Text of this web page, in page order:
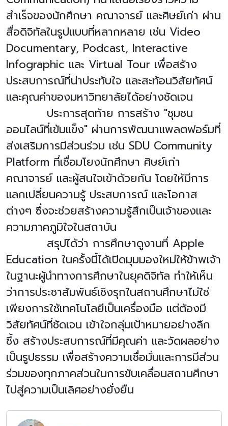
สำเร็จของนักศึกษา คณาจารย์ และศิษย์เก่า ผ่าน
สื่อดิจิทัลในรูปแบบที่หลากหลาย เช่น Video
Documentary, Podcast, Interactive
Infographic และ Virtual Tour เพื่อสร้าง
ประสบการณ์ที่น่าประทับใจ และสะท้อนวิสัยทัศน์
และคุณค่าของมหาวิทยาลัยได้อย่างชัดเจน
ประการสุดท้าย การสร้าง "ชุมชน
ออนไลน์ที่เข้มแข็ง" ผ่านการพัฒนาแพลตฟอร์มที่
ส่งเสริมการมีส่วนร่วม เช่น SDU Community
Platform ที่เชื่อมโยงนักศึกษา ศิษย์เก่า
คณาจารย์ และผู้สนใจเข้าด้วยกัน โดยให้มีการ
แลกเปลี่ยนความรู้ ประสบการณ์ และโอกาส
ต่างๆ ซึ่งจะช่วยสร้างความรู้สึกเป็นเจ้าของและ
ความภาคภูมิใจในสถาบัน
สรุปได้ว่า การศึกษาดูงานที่ Apple
Education ในครั้งนี้ได้เปิดมุมมองใหม่ให้ข้าพเจ้า
ในฐานะผู้นำทางการศึกษาในยุคดิจิทัล ทำให้เห็น
ว่าการประชาสัมพันธ์เชิงรุกในสถานศึกษาไม่ใช่
เพียงการใช้เทคโนโลยีเป็นเครื่องมือ แต่ต้องมี
วิสัยทัศน์ที่ชัดเจน เข้าใจกลุ่มเป้าหมายอย่างลึก
ซึ้ง สร้างประสบการณ์ที่มีคุณค่า และวัดผลอย่าง
เป็นรูปธรรม เพื่อสร้างความเชื่อมั่นและการมีส่วน
ร่วมของทุกภาคส่วนในการขับเคลื่อนสถานศึกษา
ไปสู่ความเป็นเลิศอย่างยั่งยืน